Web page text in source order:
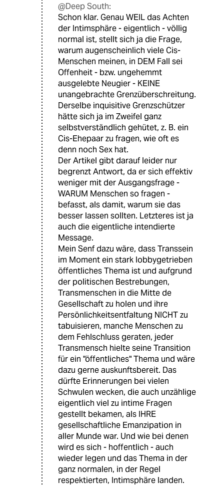
@Deep South:
Schon klar. Genau WEIL das Achten
der Intimsphäre - eigentlich - völlig
normal ist, stellt sich ja die Frage,
warum augenscheinlich viele Cis-
Menschen meinen, in DEM Fall sei
Offenheit - bzw. ungehemmt
ausgelebte Neugier - KEINE
unangebrachte Grenzüberschreitung.
Derselbe inquisitive Grenzschützer
hätte sich ja im Zweifel ganz
selbstverständlich gehütet, z. B. ein
Cis-Ehepaar zu fragen, wie oft es
denn noch Sex hat.
Der Artikel gibt darauf leider nur
begrenzt Antwort, da er sich effektiv
weniger mit der Ausgangsfrage -
WARUM Menschen so fragen -
befasst, als damit, warum sie das
besser lassen sollten. Letzteres ist ja
auch die eigentliche intendierte
Message.
Mein Senf dazu wäre, dass Transsein
im Moment ein stark lobbygetrieben
öffentliches Thema ist und aufgrund
der politischen Bestrebungen,
Transmenschen in die Mitte de
Gesellschaft zu holen und ihre
Persönlichkeitsentfaltung NICHT zu
tabuisieren, manche Menschen zu
dem Fehlschluss geraten, jeder
Transmensch hielte seine Transition
für ein "öffentliches" Thema und wäre
dazu gerne auskunftsbereit. Das
dürfte Erinnerungen bei vielen
Schwulen wecken, die auch unzählige
eigentlich viel zu intime Fragen
gestellt bekamen, als IHRE
gesellschaftliche Emanzipation in
aller Munde war. Und wie bei denen
wird es sich - hoffentlich - auch
wieder legen und das Thema in der
ganz normalen, in der Regel
respektierten, Intimsphäre landen.